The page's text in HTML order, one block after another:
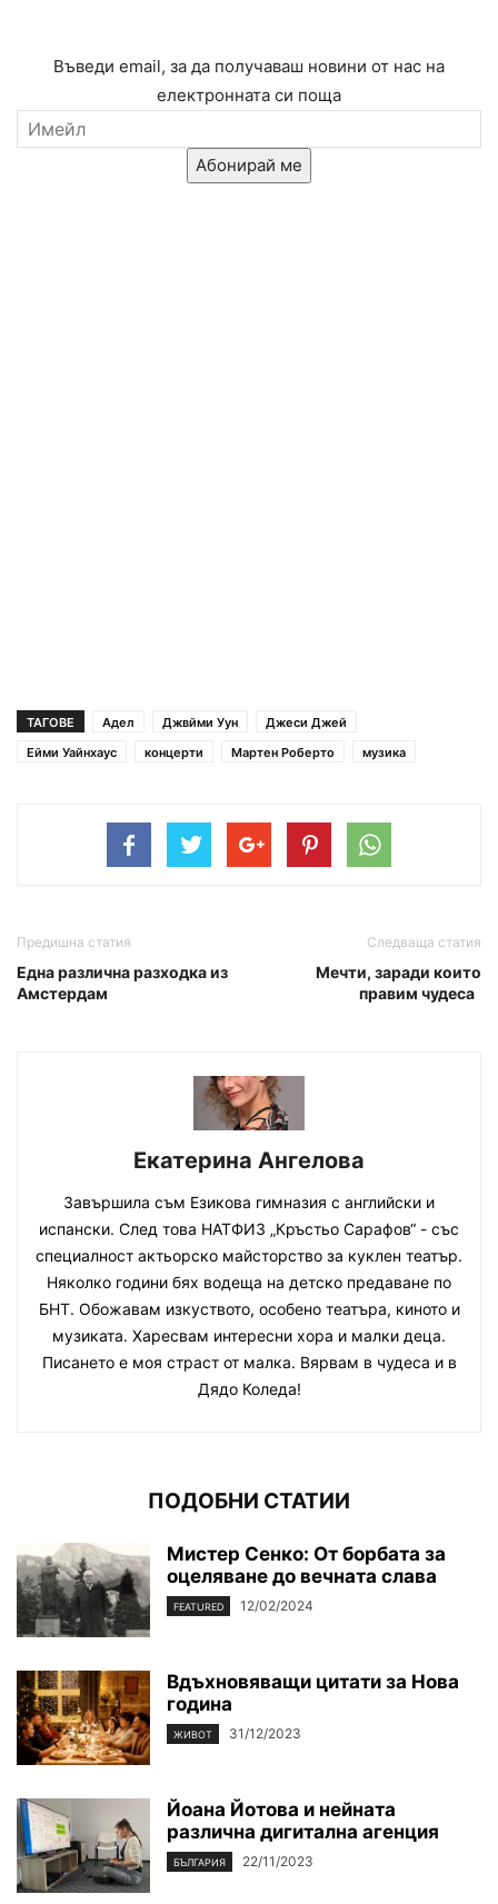
Въведи email, за да получаваш новини от нас на
електронната си поща
Абонирай ме
ТАГОВЕ Адел Джвйми Уун
Джеси Джей
Ейми Уайнхаус
концерти Мартен Роберто музика
Предишна статия
Една различна разходка из
Амстердам
Следваща статия
Мечти, заради които
правим чудеса
Екатерина Ангелова
Завършила съм Езикова гимназия с английски и
испански. След това НАТФИЗ „Кръстьо Сарафов“ - със
специалност актьорско майсторство за куклен театър.
Няколко години бях водеща на детско предаване по
БНТ. Обожавам изкуството, особено театъра, киното и
музиката. Харесвам интересни хора и малки деца.
Писането е моя страст от малка. Вярвам в чудеса и в
Дядо Коледа!
ПОДОБНИ СТАТИИ
Мистер Сенко: От борбата за
оцеляване до вечната слава
FEATURED 12/02/2024
Вдъхновяващи цитати за Нова
година
ЖИВОТ 31/12/2023
Йоана Йотова и нейната
различна дигитална агенция
БЪЛГАРИЯ 22/11/2023